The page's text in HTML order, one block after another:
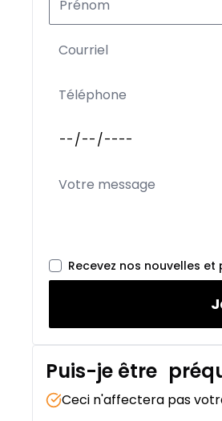
Recevez nos nouvelles
Puis-je être
Ceci n'affectera pas